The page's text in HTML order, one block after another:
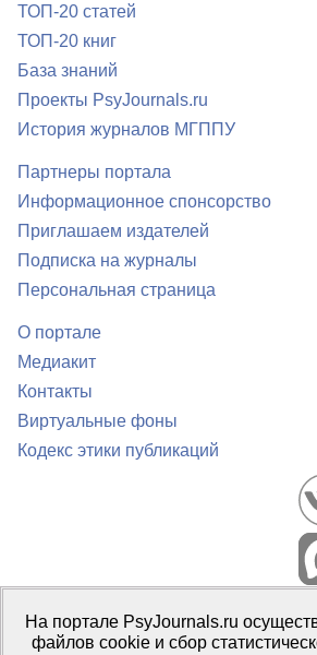
ТОП-20 статей
ТОП-20 книг
База знаний
Проекты PsyJournals.ru
История журналов МГППУ
Партнеры портала
Информационное спонсорство
Приглашаем издателей
Подписка на журналы
Персональная страница
О портале
Медиакит
Контакты
Виртуальные фоны
Кодекс этики публикаций
Портал психологических изданий
Правила использования материалов
На портале PsyJournals.ru
файлов cookie и сбор